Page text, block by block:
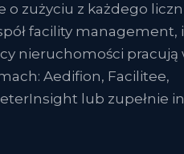
o zużyciu z każdego
facility management,
nieruchomości pracują
Aedifion, Facilitee,
lub zupełnie